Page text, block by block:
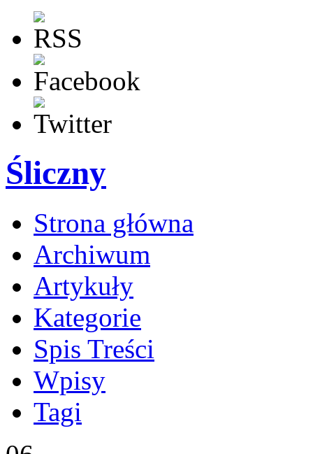
Śliczny
Strona główna
Archiwum
Artykuły
Kategorie
Spis Treści
Wpisy
Tagi